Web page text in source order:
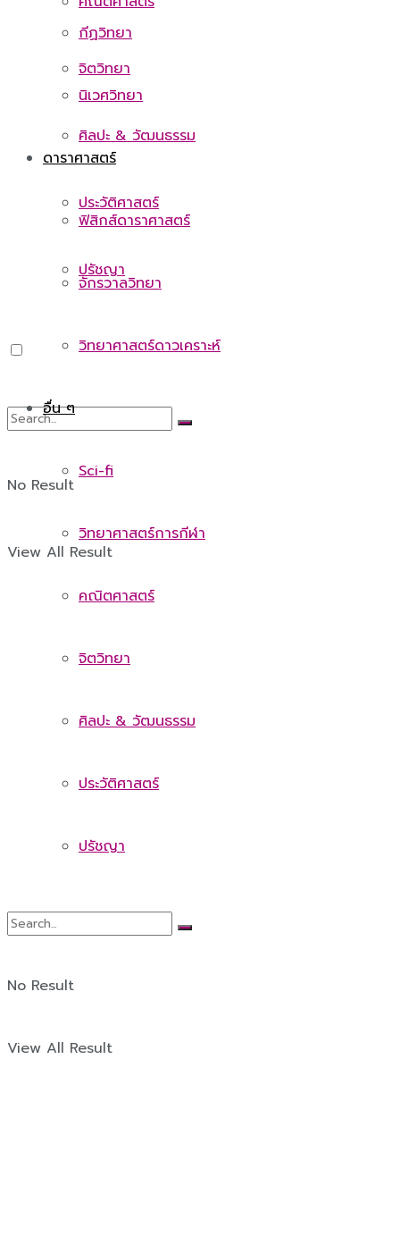
จิตวิทยา
ศิลปะ & วัฒนธรรม
ประวัติศาสตร์
ปรัชญา
No Result
View All Result
กีฏวิทยา
นิเวศวิทยา
ดาราศาสตร์
ฟิสิกส์ดาราศาสตร์
จักรวาลวิทยา
วิทยาศาสตร์ดาวเคราะห์
อื่น ๆ
Sci-fi
วิทยาศาสตร์การกีฬา
คณิตศาสตร์
จิตวิทยา
ศิลปะ & วัฒนธรรม
ประวัติศาสตร์
ปรัชญา
No Result
View All Result